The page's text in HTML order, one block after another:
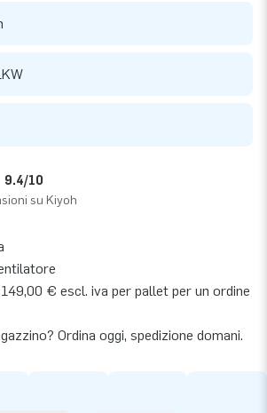
9.4/10
su Kiyoh
€ escl. iva per pallet per un ordine
Ordina oggi, spedizione domani.